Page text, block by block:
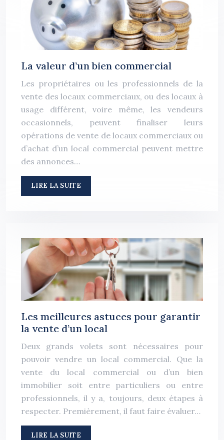
La valeur d’un bien commercial
Les propriétaires ou les professionnels de la
vente des locaux commerciaux, ou des locaux à
usage différent, voire même, les vendeurs
occasionnels, peuvent finaliser leurs
opérations de vente de locaux commerciaux ou
d’achat d’un local commercial peuvent mettre
des annonces…
LIRE LA SUITE
Les meilleures astuces pour garantir
la vente d’un local
Deux grands volets sont nécessaires pour
pouvoir vendre un local commercial. Que la
vente du local commercial ou d’un bien
immobilier soit entre particuliers ou entre
professionnels, il y a, toujours, deux étapes à
respecter. Premièrement, il faut faire évaluer…
LIRE LA SUITE